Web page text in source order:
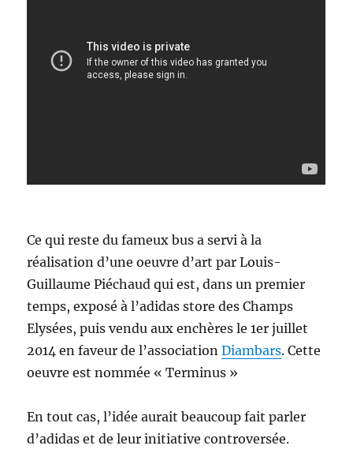
Ce qui reste du fameux bus a servi à la
réalisation d’une oeuvre d’art par Louis-
Guillaume Piéchaud qui est, dans un premier
temps, exposé à l’adidas store des Champs
Elysées, puis vendu aux enchères le 1er juillet
2014 en faveur de l’associationDiambars. Cette
oeuvre est nommée « Terminus »
En tout cas, l’idée aurait beaucoup fait parler
d’adidas et de leur initiative controversée.